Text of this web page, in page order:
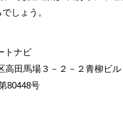
しょう。
トナビ
高田馬場３－２－２青柳ビ
80448号